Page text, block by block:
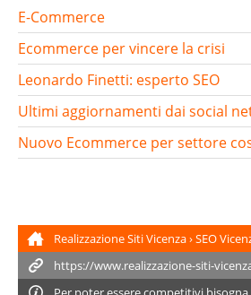
E-Commerce
Ecommerce per vincere la crisi
Leonardo Finetti: esperto SEO
Ultimi aggiornamenti dai social
Nuovo Ecommerce per settore
Realizzazione Siti Vicenza›SEO
web›SEO e tasso di conversione